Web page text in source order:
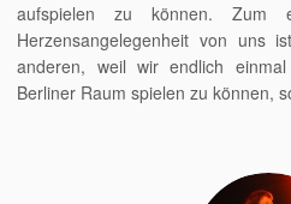
aufspielen zu können.
Herzensangelegenheit von uns
anderen, weil wir endlich
Berliner Raum spielen zu können,